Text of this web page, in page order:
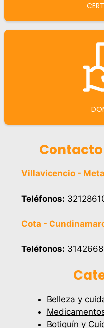
Villavicencio - Meta
Teléfonos:
Cota -
Teléfonos:
Belleza y
Botiquín y